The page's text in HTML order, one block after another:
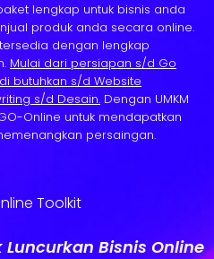
lengkap untuk bisnis anda
produk anda secara online.
dengan lengkap
Mulai dari persiapan s/d Go
butuhkan s/d Website
s/d Desain. Dengan UMKM
Online untuk mendapatkan
persaingan.
Toolkit
Luncurkan Bisnis Online